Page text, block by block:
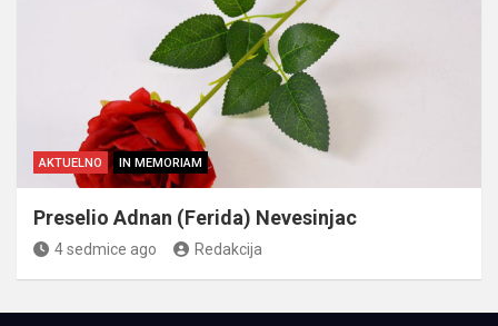
AKTUELNO IN MEMORIAM
Preselio Adnan (Ferida) Nevesinjac
4 sedmice ago Redakcija